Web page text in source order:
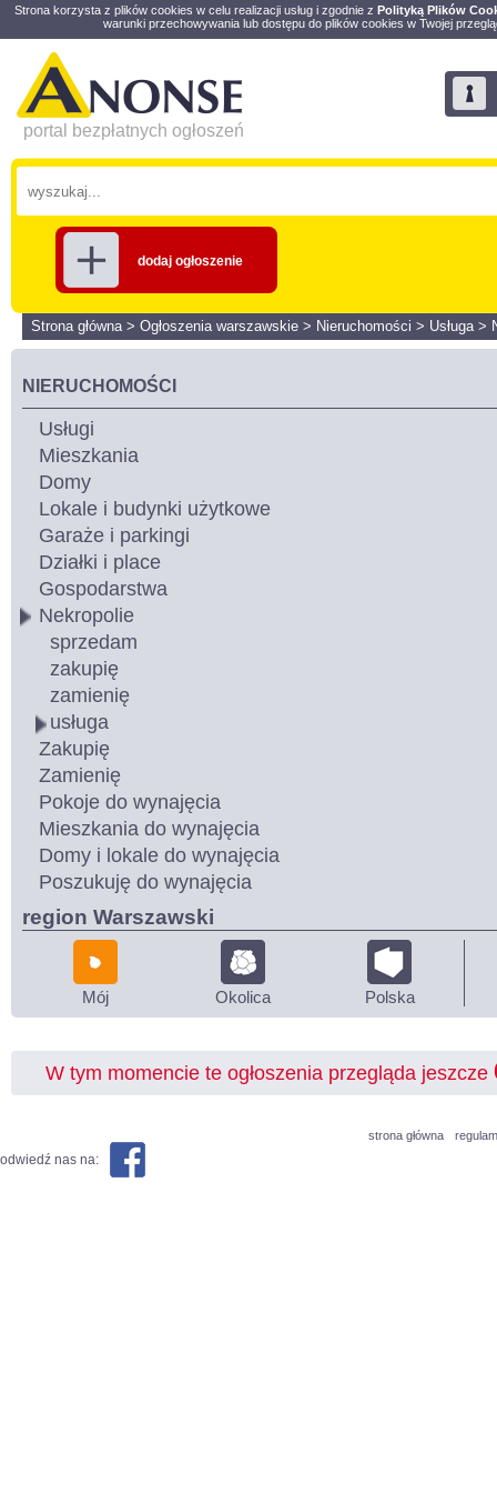
Strona korzysta z plików cookies w celu realizacji usług i zgodnie z Polityką Plików
warunki przechowywania lub dostępu do plików cookies w Twojej
portal bezpłatnych ogłoszeń
dodaj ogłoszenie
Strona główna> Ogłoszenia warszawskie > Nieruchomości > Usługa>
NIERUCHOMOŚCI
Usługi
Mieszkania
Domy
Lokale i budynki użytkowe
Garaże i parkingi
Działki i place
Gospodarstwa
Nekropolie
sprzedam
zakupię
zamienię
usługa
Zakupię
Zamienię
Pokoje do wynajęcia
Mieszkania do wynajęcia
Domy i lokale do wynajęcia
Poszukuję do wynajęcia
region Warszawski
Mój Okolica Polska
W tym momencie te ogłoszenia przegląda jeszcze
strona główna
odwiedź nas na: